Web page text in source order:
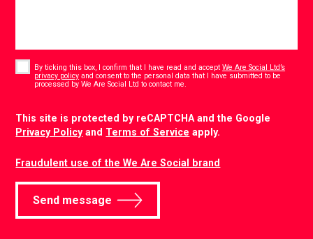
By ticking this box, I confirm that I have read and acceptWe Are Social Ltd’s
privacy policy and consent to the personal data that I have submitted to be
processed by We Are Social Ltd to contact me.
This site is protected by reCAPTCHA and the Google
Privacy Policyand Terms of Service apply.
Fraudulent use of the We Are Social brand
Send message